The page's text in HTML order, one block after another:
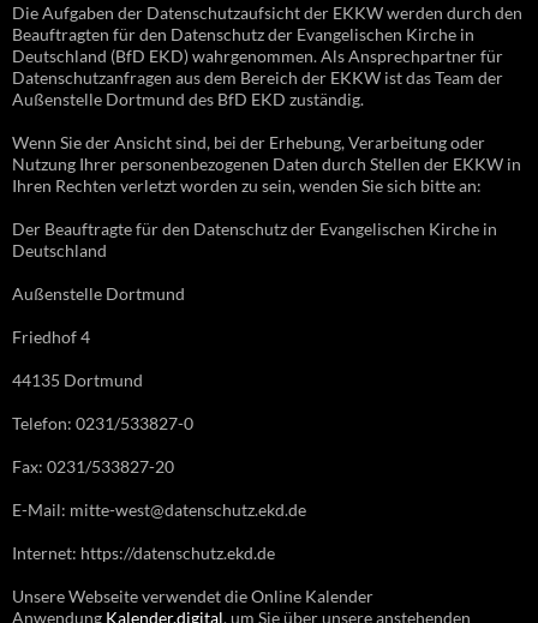
Die Aufgaben der Datenschutzaufsicht der EKKW werden durch den
Beauftragten für den Datenschutz der Evangelischen Kirche in
Deutschland (BfD EKD) wahrgenommen. Als Ansprechpartner für
Datenschutzanfragen aus dem Bereich der EKKW ist das Team der
Außenstelle Dortmund des BfD EKD zuständig.
Wenn Sie der Ansicht sind, bei der Erhebung, Verarbeitung oder
Nutzung Ihrer personenbezogenen Daten durch Stellen der EKKW in
Ihren Rechten verletzt worden zu sein, wenden Sie sich bitte an:
Der Beauftragte für den Datenschutz der Evangelischen Kirche in
Deutschland
Außenstelle Dortmund
Friedhof 4
44135 Dortmund
Telefon: 0231/533827-0
Fax: 0231/533827-20
E-Mail: mitte-west@datenschutz.ekd.de
Internet: https://datenschutz.ekd.de
Unsere Webseite verwendet die Online Kalender
Anwendung Kalender.digital, um Sie über unsere anstehenden